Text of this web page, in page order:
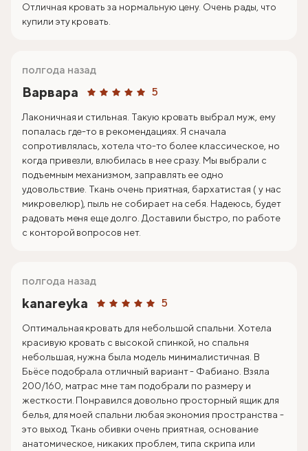
Отличная кровать за нормальную цену. Очень рады, что
купили эту кровать.
Варвара 5
полгода назад
Лаконичная и стильная. Такую кровать выбрал муж, ему
попалась где-то в рекомендациях. Я сначала
сопротивлялась, хотела что-то более классическое, но
когда привезли, влюбилась в нее сразу. Мы выбрали с
подъемным механизмом, заправлять ее одно
удовольствие. Ткань очень приятная, бархатистая ( у нас
микровелюр), пыль не собирает на себя. Надеюсь, будет
радовать меня еще долго. Доставили быстро, по работе
с конторой вопросов нет.
kanareyka 5
полгода назад
Оптимальная кровать для небольшой спальни. Хотела
красивую кровать с высокой спинкой, но спальня
небольшая, нужна была модель минималистичная. В
Бьёсе подобрала отличный вариант - Фабиано. Взяла
200/160, матрас мне там подобрали по размеру и
жесткости. Понравился довольно просторный ящик для
белья, для моей спальни любая экономия пространства -
это выход. Ткань обивки очень приятная, основание
анатомическое, никаких проблем, типа скрипа или